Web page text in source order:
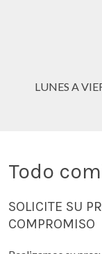
LUNES A
Todo
SOLICITE SU
COMPROMISO